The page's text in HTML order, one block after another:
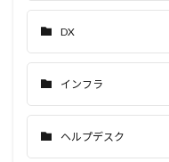
DX
インフラ
ヘルプデスク